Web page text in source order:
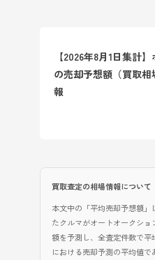
【2026年8月1日集計
の売却予想額（買取
報
買取査定の相場情報について
本文中の「平均売却予想額」
たクルマがオートオークシ
額を予測し、全査定件数で
における売却予測の平均値